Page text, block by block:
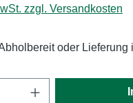
zzgl. Versandkosten
oder Lieferung
Gib den